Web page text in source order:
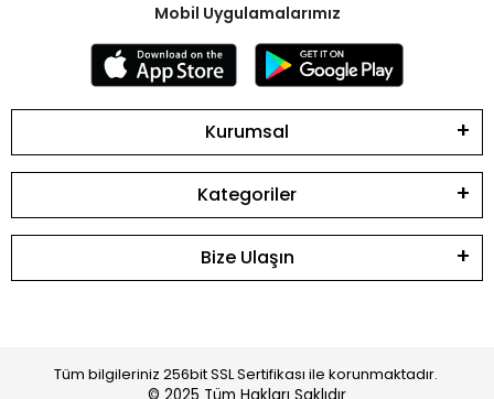
Mobil Uygulamalarımız
Kurumsal
Kategoriler
Bize Ulaşın
Tüm bilgileriniz 256bit SSL Sertifikası ile korunmaktadır.